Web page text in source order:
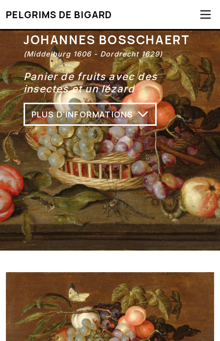
PELGRIMS DE BIGARD
JOHANNES BOSSCHAERT
(Middelburg 1606 - Dordrecht 1629)
Panier de fruits avec des
insectes et un lézard
PLUS D'INFORMATIONS